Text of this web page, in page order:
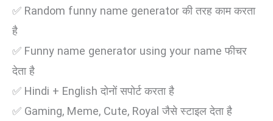
✅ Random funny name generator की तरह काम करता
है
✅ Funny name generator using your name फीचर
देता है
✅ Hindi + English दोनों सपोर्ट करता है
✅ Gaming, Meme, Cute, Royal जैसे स्टाइल देता है